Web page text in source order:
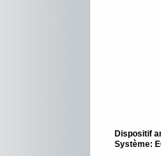
Dispositif
Système: